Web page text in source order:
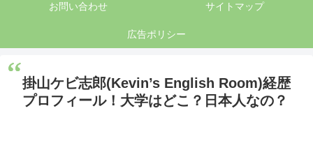
お問い合わせ サイトマップ
広告ポリシー
掛山ケビ志郎(Kevin’s English Room)経歴
プロフィール！大学はどこ？日本人なの？